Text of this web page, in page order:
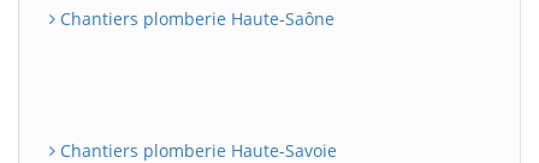
Chantiers plomberie Haute-Saône
Chantiers plomberie Haute-Savoie